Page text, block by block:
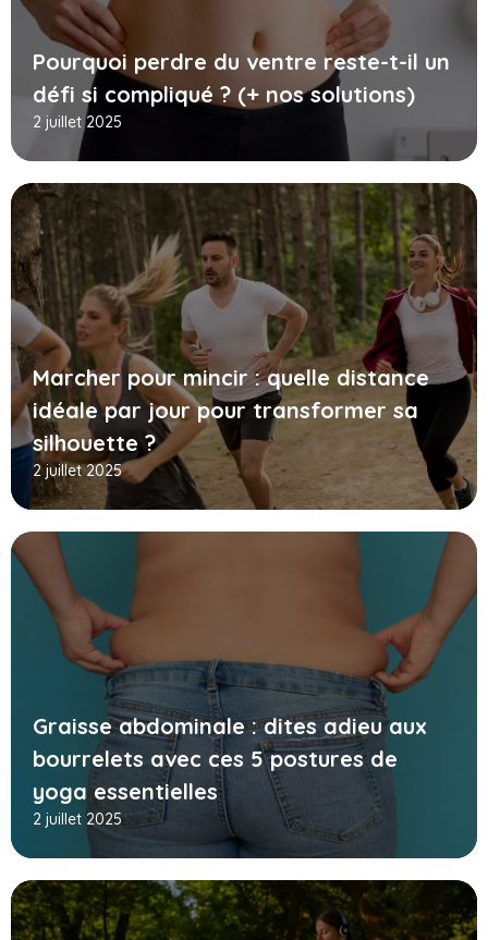
Pourquoi perdre du ventre reste-t-il un
défi si compliqué ? (+ nos solutions)
2 juillet 2025
Marcher pour mincir : quelle distance
idéale par jour pour transformer sa
silhouette ?
2 juillet 2025
Graisse abdominale : dites adieu aux
bourrelets avec ces 5 postures de
yoga essentielles
2 juillet 2025